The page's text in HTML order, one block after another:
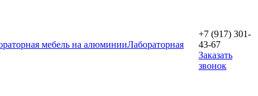
мебель на алюминииЛабораторная
+7 (917) 301-
43-67
Заказать
звонок